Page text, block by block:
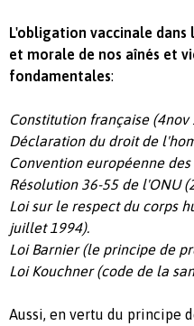
L'obligation vaccinale
et morale de nos aînés et
fondamentales:
Constitution française (4nov
Déclaration du droit de
Convention européenne
Résolution 36-55 de l'ONU
Loi sur le respect du corps
juillet 1994).
Loi Barnier (le principe de
Loi Kouchner (code de la
Aussi, en vertu du principe